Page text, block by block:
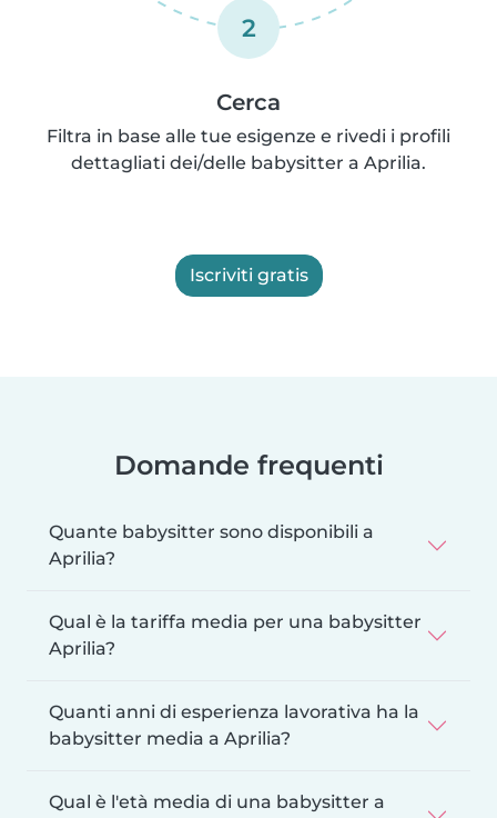
2
Cerca
Filtra in base alle tue esigenze e rivedi i profili
dettagliati dei/delle babysitter a Aprilia.
Iscriviti gratis
Domande frequenti
Quante babysitter sono disponibili a
Aprilia?
Qual è la tariffa media per una babysitter
Aprilia?
Quanti anni di esperienza lavorativa ha la
babysitter media a Aprilia?
Qual è l'età media di una babysitter a